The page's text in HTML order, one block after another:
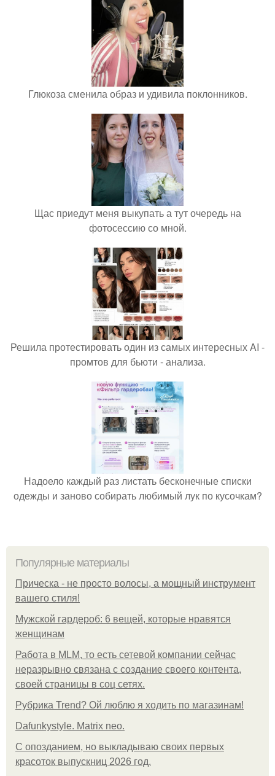
Глюкоза сменила образ и удивила поклонников.
Щас приедут меня выкупать а тут очередь на
фотосессию со мной.
Решила протестировать один из самых интересных AI -
промтов для бьюти - анализа.
Надоело каждый раз листать бесконечные списки
одежды и заново собирать любимый лук по кусочкам?
Популярные материалы
Прическа - не просто волосы, а мощный инструмент
вашего стиля!
Мужской гардероб: 6 вещей, которые нравятся
женщинам
Работа в MLM, то есть сетевой компании сейчас
неразрывно связана с создание своего контента,
своей страницы в соц сетях.
Рубрика Trend? Ой люблю я ходить по магазинам!
Dafunkystyle. Matrix neo.
С опозданием, но выкладываю своих первых
красоток выпускниц 2026 год.